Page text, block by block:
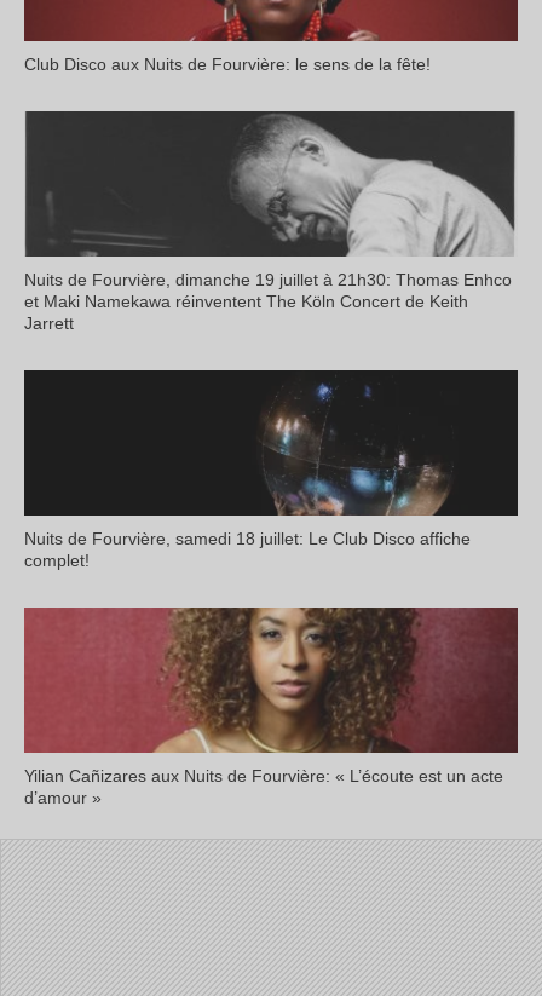
Club Disco aux Nuits de Fourvière: le sens de la fête!
Nuits de Fourvière, dimanche 19 juillet à 21h30: Thomas Enhco
et Maki Namekawa réinventent The Köln Concert de Keith
Jarrett
Nuits de Fourvière, samedi 18 juillet: Le Club Disco affiche
complet!
Yilian Cañizares aux Nuits de Fourvière: « L’écoute est un acte
d’amour »